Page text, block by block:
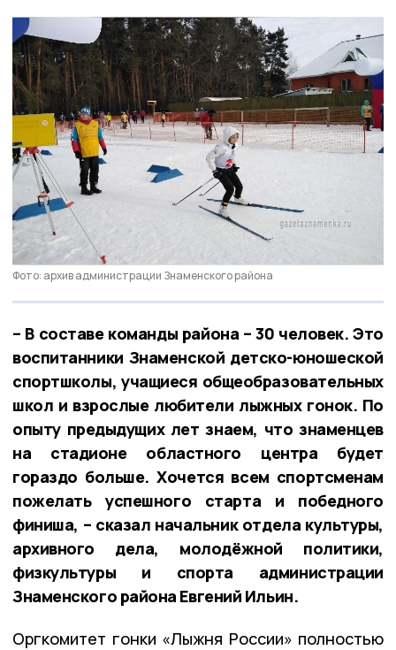
Фото: архив администрации Знаменского района
– В составе команды района – 30 человек. Это
воспитанники Знаменской детско-юношеской
спортшколы, учащиеся общеобразовательных
школ и взрослые любители лыжных гонок. По
опыту предыдущих лет знаем, что знаменцев
на стадионе областного центра будет
гораздо больше. Хочется всем спортсменам
пожелать успешного старта и победного
финиша, – сказал начальник отдела культуры,
архивного дела, молодёжной политики,
физкультуры и спорта администрации
Знаменского района Евгений Ильин.
Оргкомитет гонки «Лыжня России» полностью